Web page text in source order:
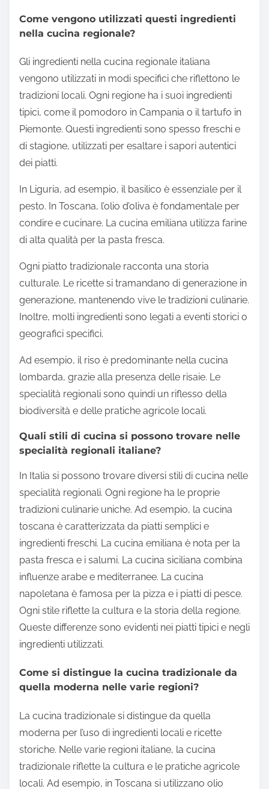
Come vengono utilizzati questi ingredienti
nella cucina regionale?
Gli ingredienti nella cucina regionale italiana
vengono utilizzati in modi specifici che riflettono le
tradizioni locali. Ogni regione ha i suoi ingredienti
tipici, come il pomodoro in Campania o il tartufo in
Piemonte. Questi ingredienti sono spesso freschi e
di stagione, utilizzati per esaltare i sapori autentici
dei piatti.
In Liguria, ad esempio, il basilico è essenziale per il
pesto. In Toscana, l’olio d’oliva è fondamentale per
condire e cucinare. La cucina emiliana utilizza farine
di alta qualità per la pasta fresca.
Ogni piatto tradizionale racconta una storia
culturale. Le ricette si tramandano di generazione in
generazione, mantenendo vive le tradizioni culinarie.
Inoltre, molti ingredienti sono legati a eventi storici o
geografici specifici.
Ad esempio, il riso è predominante nella cucina
lombarda, grazie alla presenza delle risaie. Le
specialità regionali sono quindi un riflesso della
biodiversità e delle pratiche agricole locali.
Quali stili di cucina si possono trovare nelle
specialità regionali italiane?
In Italia si possono trovare diversi stili di cucina nelle
specialità regionali. Ogni regione ha le proprie
tradizioni culinarie uniche. Ad esempio, la cucina
toscana è caratterizzata da piatti semplici e
ingredienti freschi. La cucina emiliana è nota per la
pasta fresca e i salumi. La cucina siciliana combina
influenze arabe e mediterranee. La cucina
napoletana è famosa per la pizza e i piatti di pesce.
Ogni stile riflette la cultura e la storia della regione.
Queste differenze sono evidenti nei piatti tipici e negli
ingredienti utilizzati.
Come si distingue la cucina tradizionale da
quella moderna nelle varie regioni?
La cucina tradizionale si distingue da quella
moderna per l’uso di ingredienti locali e ricette
storiche. Nelle varie regioni italiane, la cucina
tradizionale riflette la cultura e le pratiche agricole
locali. Ad esempio, in Toscana si utilizzano olio